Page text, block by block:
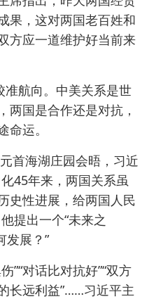
果，这对两国老百姓和
方应一道维护好当前来
航向。中美关系是世
两国是合作还是对抗，
运。
海湖庄园会晤，习近
45年来，两国关系虽
史性进展，给两国人民
提出一个“未来之
发展？”
对话比对抗好”“双方
长远利益”……习近平主